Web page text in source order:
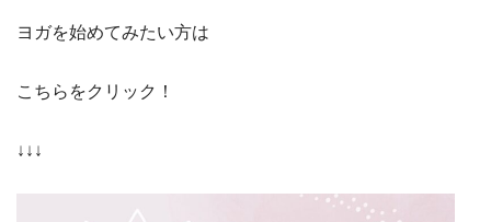
ヨガを始めてみたい方は
こちらをクリック！
↓↓↓